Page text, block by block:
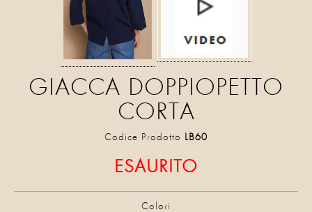
GIACCA DOPPIOPETTO
CORTA
Codice Prodotto LB60
ESAURITO
Colori